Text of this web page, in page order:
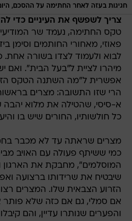
חגיגות בעזה לאחר החתימה על ההסכם,
צריך לשפשף את העיניים כדי
טקס החתימה, נעמד שר
פאוזי, מאחורי החותמים וסימן
לבוא ולעמוד לצדו בשורה אחת.
מיהרו לציית ל"בעל הבית". ואם
אפשרית ל"מה השתנה הטקס
הרי שזו התשובה: מצרים
א-סיסי, שהטילה את מלוא
כל חולשותיו, החורים שיש בו
מצרים שראתה עד לא מכבר
כמי ששיתף פעולה עם האויב
המוסלמים", מחבקת את הארגון
שיבטיח את שרידותו ברצועה
הזרוע הצבאית שלו. המצרים
אם סמלי, גם אם כזה שלא פותר
והפערים שנותרו עדיין, והם